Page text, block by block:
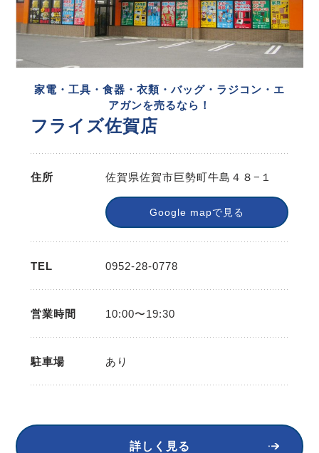
家電・工具・食器・衣類・バッグ・ラジコン・エ
アガンを売るなら！
フライズ佐賀店
住所 佐賀県佐賀市巨勢町牛島４８−１
Google mapで見る
TEL 0952-28-0778
営業時間 10:00〜19:30
駐車場 あり
詳しく見る